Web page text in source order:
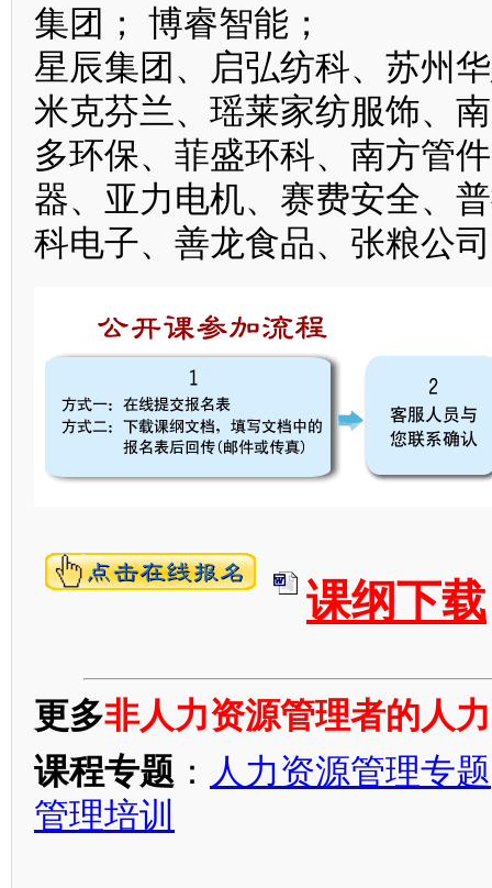
集团； 博睿智能；
星辰集团、启弘纺科、苏州
米克芬兰、瑶莱家纺服饰、
多环保、菲盛环科、南方管
器、亚力电机、赛费安全、
科电子、善龙食品、张粮公
课纲下载
更多非人力资源管理者的人
课程专题 ： 人力资源管理专题
管理培训